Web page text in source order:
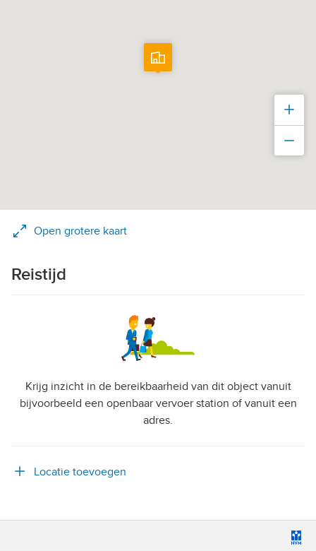
Open grotere kaart
Reistijd
Krijg inzicht in de bereikbaarheid van dit object vanuit
bijvoorbeeld een openbaar vervoer station of vanuit een
adres.
Locatie toevoegen